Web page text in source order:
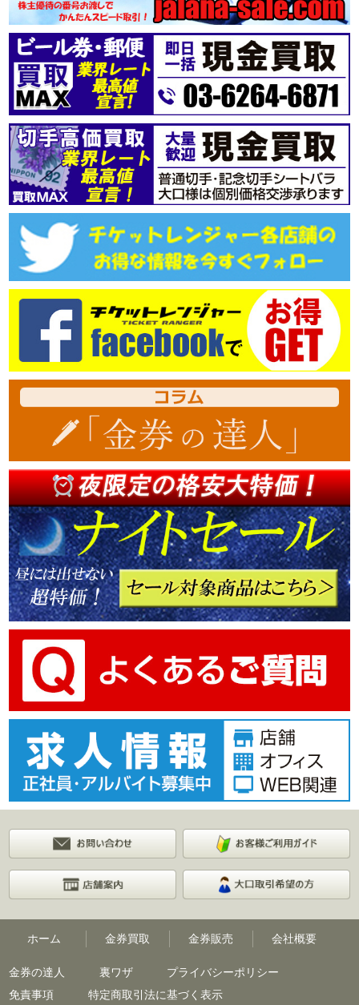
ホーム 金券買取 金券販売 会社概要
金券の達人 裏ワザ
プライバシーポリシー
免責事項
特定商取引法に基づく表示